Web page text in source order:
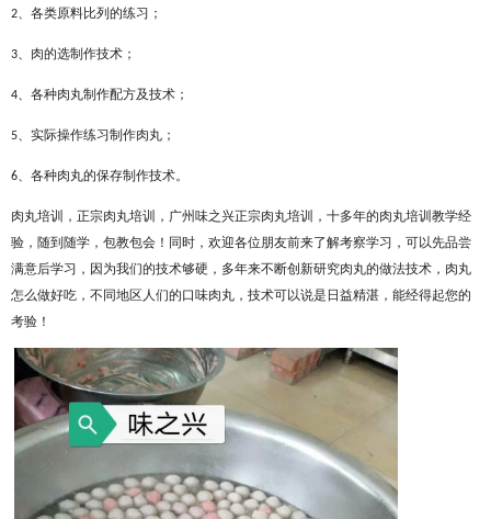
2、各类原料比列的练习；
3、肉的选制作技术；
4、各种肉丸制作配方及技术；
5、实际操作练习制作肉丸；
6、各种肉丸的保存制作技术。
肉丸培训，正宗肉丸培训，广州味之兴正宗肉丸培训，十多年的肉丸培训教学经
验，随到随学，包教包会！同时，欢迎各位朋友前来了解考察学习，可以先品尝
满意后学习，因为我们的技术够硬，多年来不断创新研究肉丸的做法技术，肉丸
怎么做好吃，不同地区人们的口味肉丸，技术可以说是日益精湛，能经得起您的
考验！